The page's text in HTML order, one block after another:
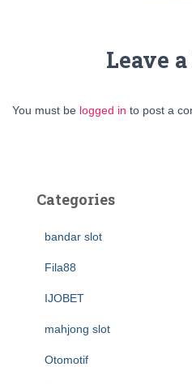
Leave
You must be logged in to post a
Categories
bandar slot
Fila88
IJOBET
mahjong slot
Otomotif